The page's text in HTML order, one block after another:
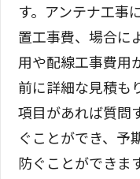
す。アンテナ工事
置工事費、場合に
用や配線工事費用
前に詳細な見積も
項目があれば質問
ぐことができ、予
防ぐことができま